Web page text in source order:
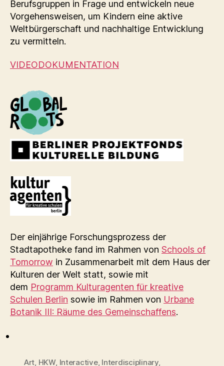
Berufsgruppen in Frage und entwickeln neue
Vorgehensweisen, um Kindern eine aktive
Weltbürgerschaft und nachhaltige Entwicklung
zu vermitteln.
VIDEODOKUMENTATION
Der einjährige Forschungsprozess der
Stadtapotheke fand im Rahmen von Schools of
Tomorrow in Zusammenarbeit mit dem Haus der
Kulturen der Welt statt, sowie mit
dem Programm Kulturagenten für kreative
Schulen Berlin sowie im Rahmen von Urbane
Botanik III: Räume des Gemeinschaffens.
Art HKW, Interactive, Interdisciplinary,